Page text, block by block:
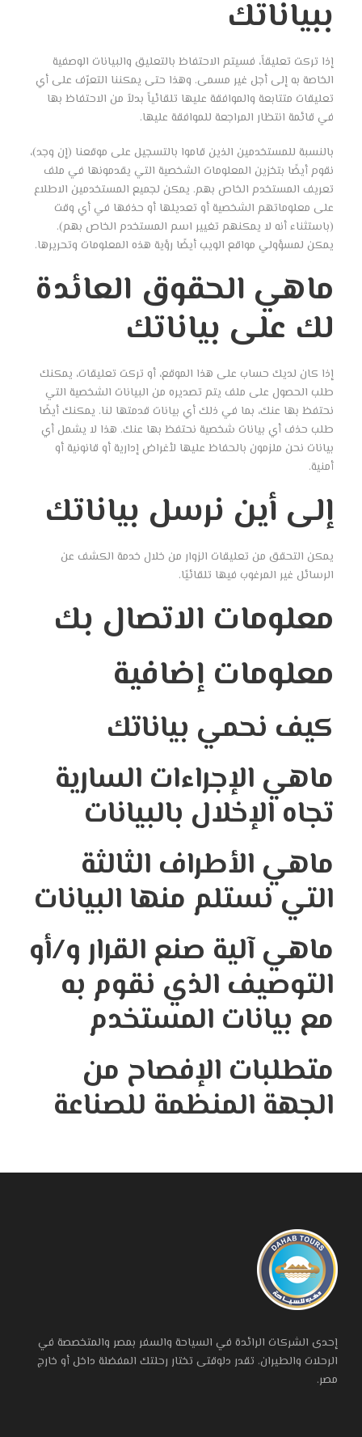
ببياناتك
إذا تركت تعليقاً، فسيتم الاحتفاظ بالتعليق والبيانات الوصفية
الخاصة به إلى أجل غير مسمى. وهذا حتى يمكننا التعرّف على أي
تعليقات متتابعة والموافقة عليها تلقائياً بدلاً من الاحتفاظ بها
في قائمة انتظار المراجعة للموافقة عليها.
بالنسبة للمستخدمين الذين قاموا بالتسجيل على موقعنا (إن وجد)،
نقوم أيضًا بتخزين المعلومات الشخصية التي يقدمونها في ملف
تعريف المستخدم الخاص بهم. يمكن لجميع المستخدمين الاطلاع
على معلوماتهم الشخصية أو تعديلها أو حذفها في أي وقت
(باستثناء أنه لا يمكنهم تغيير اسم المستخدم الخاص بهم).
يمكن لمسؤولي مواقع الويب أيضًا رؤية هذه المعلومات وتحريرها.
ماهي الحقوق العائدة
لك على بياناتك
إذا كان لديك حساب على هذا الموقع، أو تركت تعليقات، يمكنك
طلب الحصول على ملف يتم تصديره من البيانات الشخصية التي
نحتفظ بها عنك، بما في ذلك أي بيانات قدمتها لنا. يمكنك أيضًا
طلب حذف أي بيانات شخصية نحتفظ بها عنك. هذا لا يشمل أي
بيانات نحن ملزمون بالحفاظ عليها لأغراض إدارية أو قانونية أو
أمنية.
إلى أين نرسل بياناتك
يمكن التحقق من تعليقات الزوار من خلال خدمة الكشف عن
الرسائل غير المرغوب فيها تلقائيًا.
معلومات الاتصال بك
معلومات إضافية
كيف نحمي بياناتك
ماهي الإجراءات السارية
تجاه الإخلال بالبيانات
ماهي الأطراف الثالثة
التي نستلم منها البيانات
ماهي آلية صنع القرار و/أو
التوصيف الذي نقوم به
مع بيانات المستخدم
متطلبات الإفصاح من
الجهة المنظمة للصناعة
إحدى الشركات الرائدة في السياحة والسفر بمصر والمتخصصة في
الرحلات والطيران. تقدر دلوقتى تختار رحلتك المفضلة داخل أو خارج
مصر.